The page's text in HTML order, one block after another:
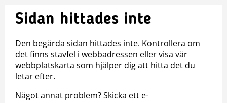
Sidan hittades inte
Den begärda sidan hittades inte. Kontrollera om
det finns stavfel i webbadressen eller visa vår
webbplatskarta som hjälper dig att hitta det du
letar efter.
Något annat problem? Skicka ett e-